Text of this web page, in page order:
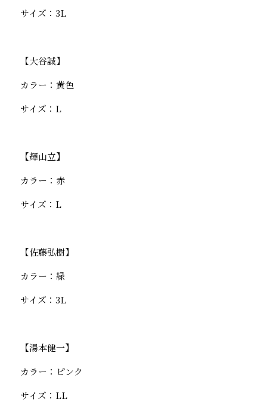
サイズ：3L
【大谷誠】
カラー：黄色
サイズ：L
【輝山立】
カラー：赤
サイズ：L
【佐藤弘樹】
カラー：緑
サイズ：3L
【湯本健一】
カラー：ピンク
サイズ：LL